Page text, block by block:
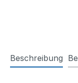
Beschreibung